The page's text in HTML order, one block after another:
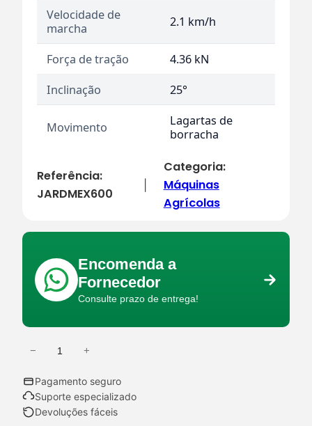
Velocidade de
marcha
2.1 km/h
Força de tração
4.36 kN
Inclinação
25°
Movimento
Lagartas de
borracha
Referência:
JARDMEX600
Categoria:
Máquinas
Agrícolas
Encomenda a
Fornecedor
Consulte prazo de entrega!
a
n
− +
Pagamento seguro
Suporte especializado
Devoluções fáceis